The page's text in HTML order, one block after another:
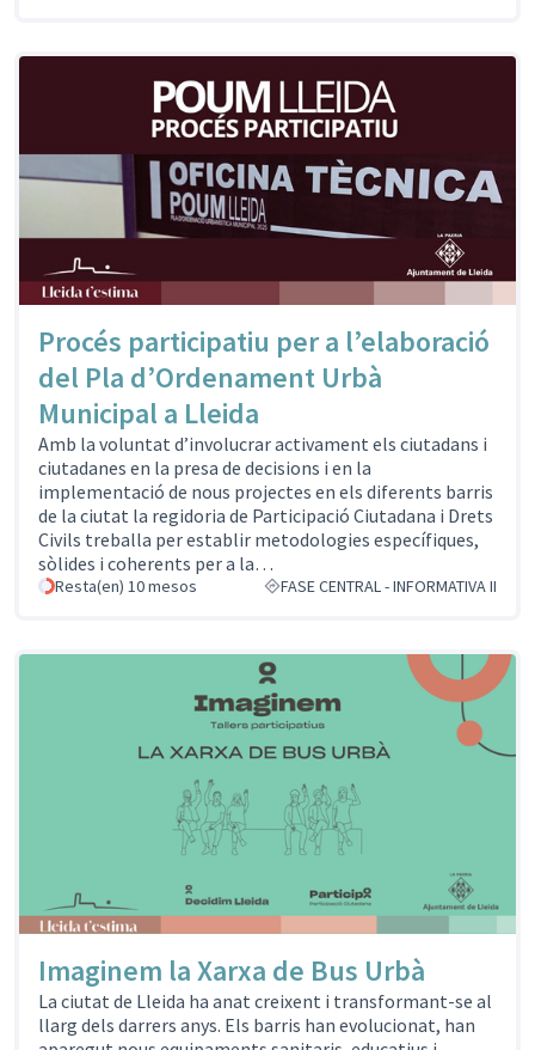
Procés participatiu per a l’elaboració
del Pla d’Ordenament Urbà
Municipal a Lleida
Amb la voluntat d’involucrar activament els ciutadans i
ciutadanes en la presa de decisions i en la
implementació de nous projectes en els diferents barris
de la ciutat la regidoria de Participació Ciutadana i Drets
Civils treballa per establir metodologies específiques,
sòlides i coherents per a la…
Resta(en) 10 mesos FASE CENTRAL - INFORMATIVA II
Imaginem la Xarxa de Bus Urbà
La ciutat de Lleida ha anat creixent i transformant-se al
llarg dels darrers anys. Els barris han evolucionat, han